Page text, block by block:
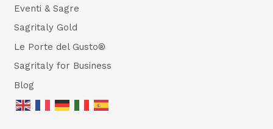
Eventi & Sagre
Sagritaly Gold
Le Porte del Gusto®
Sagritaly for Business
Blog